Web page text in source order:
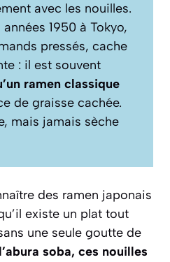
avec les nouilles.
1950 à Tokyo,
pressés, cache
: il est souvent
ramen classique
de graisse cachée.
mais jamais sèche
des ramen japonais
existe un plat tout
une seule goutte de
l’abura soba, ces nouilles